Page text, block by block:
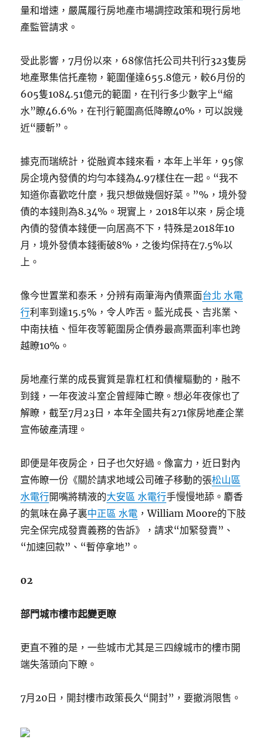
量和增速，嚴厲履行房地產市場調控政策和現行房地
產監管請求。
受此影響，7月份以來，68傢信托公司共刊行323隻房
地產聚集信托產物，範圍僅達655.8億元，較6月份的
605隻1084.51億元的範圍，在刊行多少數字上“縮
水”瞭46.6%，在刊行範圍高低降瞭40%，可以說幾
近“腰斬”。
據克而瑞統計，從融資本錢來看，本年上半年，95傢
房企境內發債的均勻本錢為4.97樣住在一起。“我不
知道你喜歡吃什麼，我只想做幾個好菜。”%，境外發
債的本錢則為8.34%。現實上，2018年以來，房企境
內債的發債本錢便一向居高不下，特殊是2018年10
月，境外發債本錢衝破8%，之後均保持在7.5%以
上。
像今世置業和泰禾，分辨有兩筆海內債票面台北 水電
行利率到達15.5%，令人咋舌。藍光成長、吉兆業、
中南扶植、恒年夜等範圍房企債券最高票面利率也跨
越瞭10%。
房地產行業的成長實質是靠杠杠和債權驅動的，融不
到錢，一年夜波斗室企曾經陣亡瞭。想必年夜傢也了
解瞭，截至7月23日，本年全國共有271傢房地產企業
宣佈破產清理。
即便是年夜房企，日子也欠好過。像富力，近日對內
宣佈瞭一份《關於請求地域公司確子移動的張松山區
水電行開嘴將精液的大安區 水電行手慢慢地舔。麝香
的氣味在鼻子裏中正區 水電 ，William Moore的下肢
完全保完成發賣義務的告訴》，請求“加緊發賣”、
“加速回款”、“暫停拿地”。
02
部門城市樓市起變更瞭
更直不雅的是，一些城市尤其是三四線城市的樓市開
端失落頭向下瞭。
7月20日，開封樓市政策長久“開封”，要撤消限售。